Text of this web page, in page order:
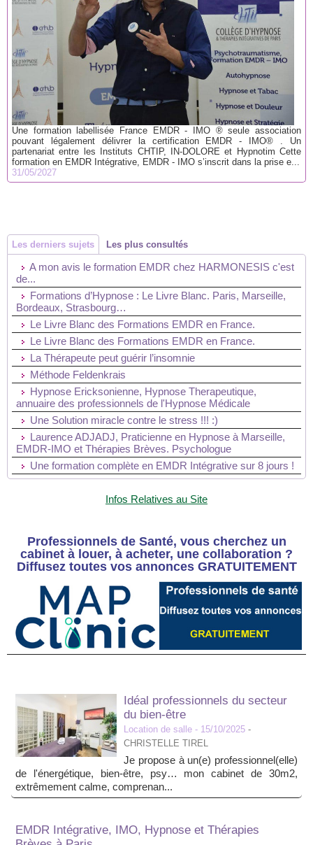
Une formation labellisée France EMDR - IMO ® seule association
pouvant légalement délivrer la certification EMDR - IMO® . Un
partenariat entre les Instituts CHTIP, IN-DOLORE et Hypnotim Cette
formation en EMDR Intégrative, EMDR - IMO s’inscrit dans la prise e...
31/05/2027
Les derniers sujets Les plus consultés
A mon avis le formation EMDR chez HARMONESIS c'est
de...
Formations d’Hypnose : Le Livre Blanc. Paris, Marseille,
Bordeaux, Strasbourg…
Le Livre Blanc des Formations EMDR en France.
Le Livre Blanc des Formations EMDR en France.
La Thérapeute peut guérir l’insomnie
Méthode Feldenkrais
Hypnose Ericksonienne, Hypnose Therapeutique,
annuaire des professionnels de l'Hypnose Médicale
Une Solution miracle contre le stress !!! :)
Laurence ADJADJ, Praticienne en Hypnose à Marseille,
EMDR-IMO et Thérapies Brèves. Psychologue
Une formation complète en EMDR Intégrative sur 8 jours !
Infos Relatives au Site
Professionnels de Santé, vous cherchez un
cabinet à louer, à acheter, une collaboration ?
Diffusez toutes vos annonces GRATUITEMENT
Idéal professionnels du secteur
du bien-être
Location de salle - 15/10/2025 -
CHRISTELLE TIREL
Je propose à un(e) professionnel(elle)
de l'énergétique, bien-être, psy… mon cabinet de 30m2,
extrêmement calme, comprenan...
EMDR Intégrative, IMO, Hypnose et Thérapies